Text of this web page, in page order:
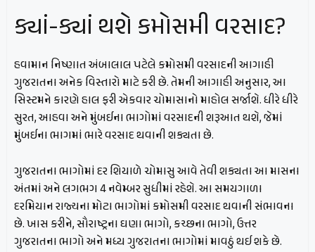
ક્યાં-ક્યાં થશે કમોસમી વરસાદ?
હવામાન નિષ્ણાત અંબાલાલ પટેલે કમોસમી વરસાદની આગાહી
ગુજરાતના અનેક વિસ્તારો માટે કરી છે. તેમની આગાહી અનુસાર, આ
સિસ્ટમને કારણે હાલ ફરી એકવાર ચોમાસાનો માહોલ સર્જાશે. ધીરે ધીરે
સુરત, આહવા અને મુંબઈના ભાગોમાં વરસાદની શરૂઆત થશે, જેમાં
મુંબઈના ભાગમાં ભારે વરસાદ થવાની શક્યતા છે.
ગુજરાતના ભાગોમાં દર શિયાળે ચોમાસુ આવે તેવી શક્યતા આ માસના
અંતમાં અને લગભગ 4 નવેમ્બર સુધીમાં રહેશે. આ સમયગાળા
દરમિયાન રાજ્યના મોટા ભાગોમાં કમોસમી વરસાદ થવાની સંભાવના
છે. ખાસ કરીને, સૌરાષ્ટ્રના ઘણા ભાગો, કચ્છના ભાગો, ઉત્તર
ગુજરાતના ભાગો અને મધ્ય ગુજરાતના ભાગોમાં માવઠું થઈ શકે છે.